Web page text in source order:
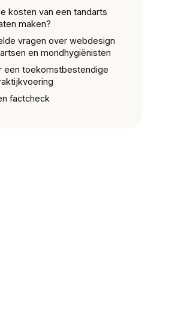
kosten van een tandarts
maken?
vragen over webdesign
en mondhygiënisten
een toekomstbestendige
factcheck